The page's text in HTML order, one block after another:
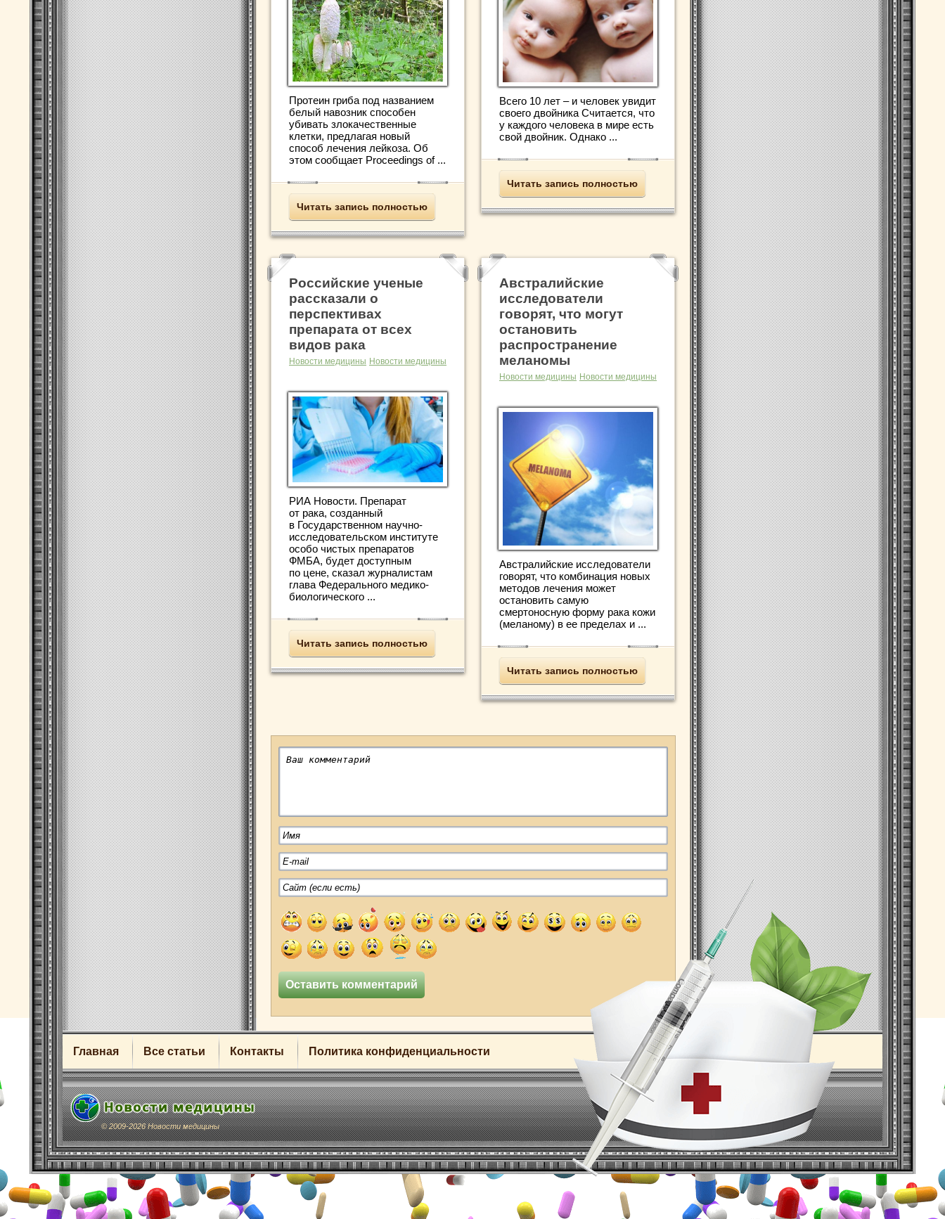
Протеин гриба под названием
белый навозник способен
убивать злокачественные
клетки, предлагая новый
способ лечения лейкоза. Об
этом сообщает Proceedings of ...
Читать запись полностью
Всего 10 лет – и человек увидит
своего двойника Считается, что
у каждого человека в мире есть
свой двойник. Однако ...
Читать запись полностью
Российские ученые
рассказали о
перспективах
препарата от всех
видов рака
Новости медицины Новости медицины
РИА Новости. Препарат
от рака, созданный
в Государственном научно-
исследовательском институте
особо чистых препаратов
ФМБА, будет доступным
по цене, сказал журналистам
глава Федерального медико-
биологического ...
Читать запись полностью
Австралийские
исследователи
говорят, что могут
остановить
распространение
меланомы
Новости медицины Новости медицины
Австралийские исследователи
говорят, что комбинация новых
методов лечения может
остановить самую
смертоносную форму рака кожи
(меланому) в ее пределах и ...
Читать запись полностью
Главная Все статьи Контакты Политика конфиденциальности
© 2009-2026 Новости медицины